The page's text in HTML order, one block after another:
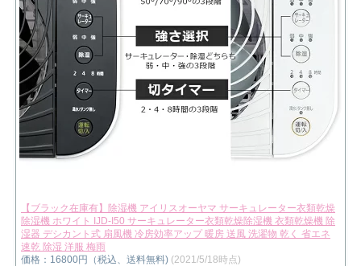
【ブラック在庫有】除湿機 アイリスオーヤマ サーキュレーター衣類乾燥
除湿機 ホワイト IJD-I50 サーキュレーター衣類乾燥除湿機 衣類乾燥機 除
湿器 デシカント式 扇風機 冷房効率アップ 暖房 送風 洗濯物 乾く 省エネ
速乾 除湿 洋服 梅雨
価格：16800円（税込、送料無料) (2021/5/18時点)